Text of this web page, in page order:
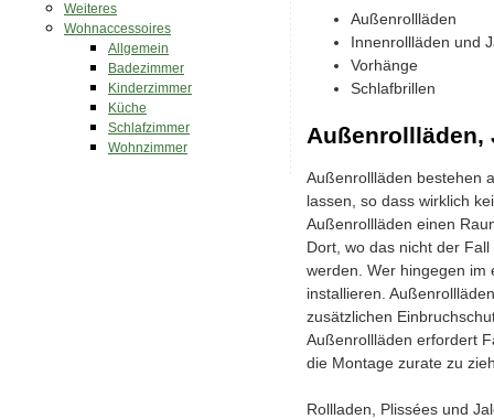
Außenrollläden
Innenrollläden und
Vorhänge
Schlafbrillen
Außenrollläden,
Außenrollläden bestehen
lassen, so dass wirklich
Außenrollläden einen
Dort, wo das nicht der
werden. Wer hingegen im
installieren.
zusätzlichen
Außenrollläden erfordert
die Montage zurate zu
Rollladen, Plissées und
Weiteres
Wohnaccessoires
Allgemein
Badezimmer
Kinderzimmer
Küche
Schlafzimmer
Wohnzimmer